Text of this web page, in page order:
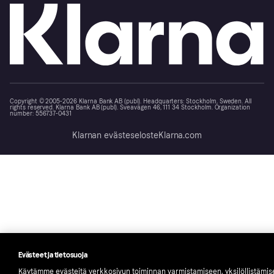
Copyright © 2005-2026 Klarna Bank AB (publ). Headquarters: Stockholm, Sweden. All
rights reserved. Klarna Bank AB (publ). Sveavägen 46, 111 34 Stockholm. Organization
number: 556737-0431
Klarnan evästeselosteKlarna.com
Evästeet ja tietosuoja
Käytämme evästeitä verkkosivun toiminnan varmistamiseen,